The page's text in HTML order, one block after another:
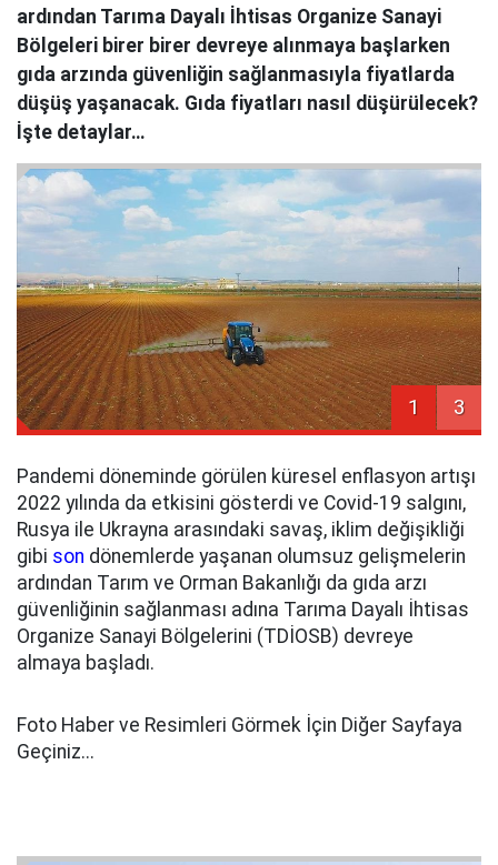
ardından Tarıma Dayalı İhtisas Organize Sanayi
Bölgeleri birer birer devreye alınmaya başlarken
gıda arzında güvenliğin sağlanmasıyla fiyatlarda
düşüş yaşanacak. Gıda fiyatları nasıl düşürülecek?
İşte detaylar…
1 3
Pandemi döneminde görülen küresel enflasyon artışı
2022 yılında da etkisini gösterdi ve Covid-19 salgını,
Rusya ile Ukrayna arasındaki savaş, iklim değişikliği
gibi son dönemlerde yaşanan olumsuz gelişmelerin
ardından Tarım ve Orman Bakanlığı da gıda arzı
güvenliğinin sağlanması adına Tarıma Dayalı İhtisas
Organize Sanayi Bölgelerini (TDİOSB) devreye
almaya başladı.
Foto Haber ve Resimleri Görmek İçin Diğer Sayfaya
Geçiniz...